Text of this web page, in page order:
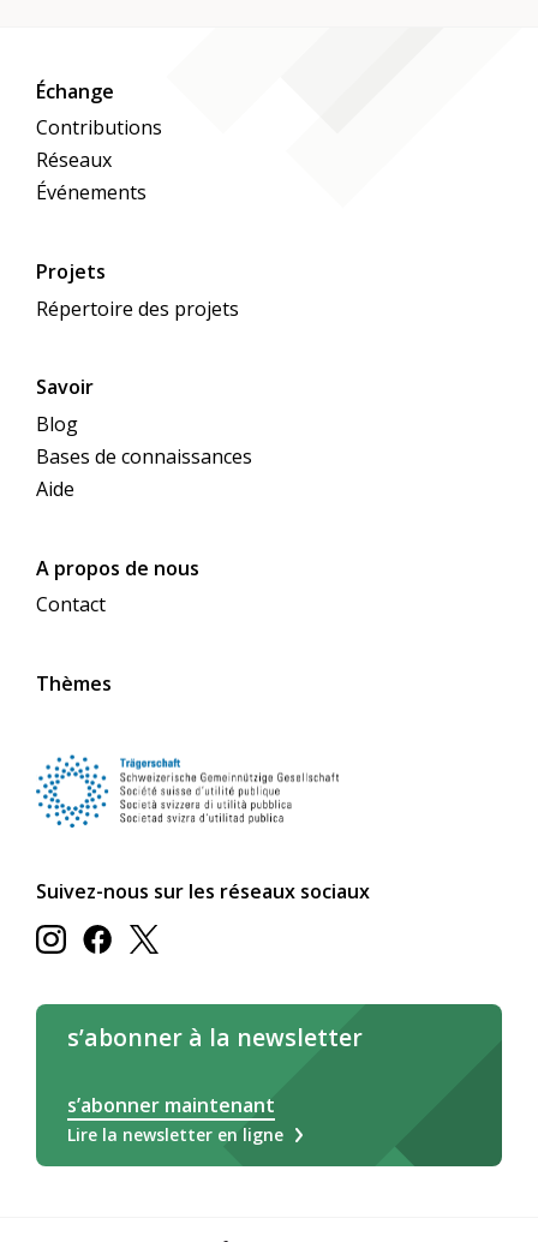
Échange
Contributions
Réseaux
Événements
Projets
Répertoire des projets
Savoir
Blog
Bases de connaissances
Aide
A propos de nous
Contact
Thèmes
Suivez-nous sur les réseaux sociaux
s’abonner à la newsletter
s’abonner maintenant
Lire la newsletter en ligne